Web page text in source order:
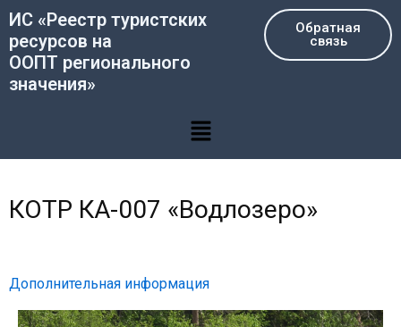
Перейти
содержимому
ИС «Реестр туристских
ресурсов на
ООПТ регионального
значения»
Обратная
связь
Меню
КОТР КА-007 «Водлозеро»
Дополнительная информация